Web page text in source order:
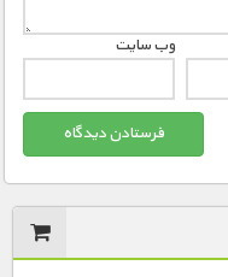
وب‌ سایت